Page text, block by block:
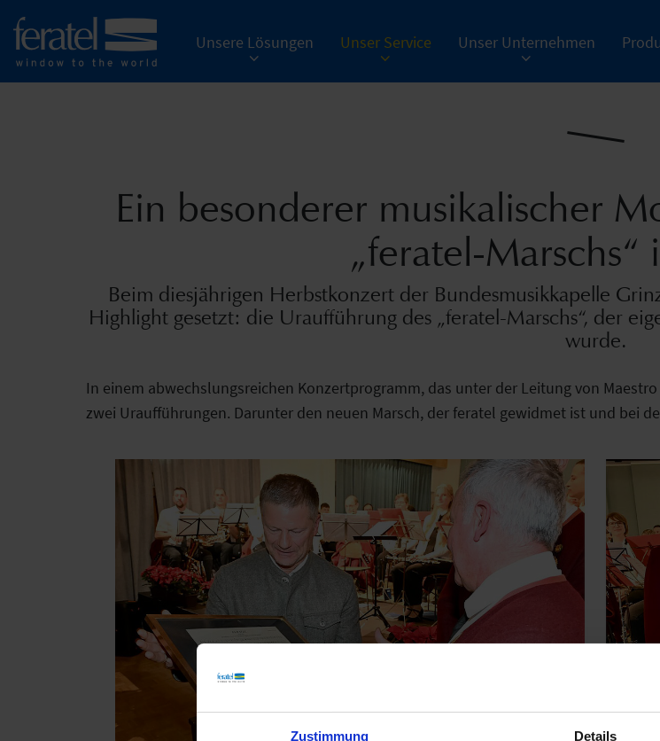
Zustimmung Details
Unsere Lösungen Unser Service Unser Unternehmen
Ein besonderer musikalischer
„feratel-Marschs“
Beim diesjährigen Herbstkonzert der Bundesmusikkapelle
Highlight gesetzt: die Uraufführung des „feratel-Marschs“, der
wurde.
In einem abwechslungsreichen Konzertprogramm, das unter der Leitung von
zwei Uraufführungen. Darunter den neuen Marsch, der feratel gewidmet ist und bei